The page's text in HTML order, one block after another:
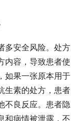
多安全风险。处方
内容，导致患者使
如果一张原本用于
生素的处方，患者
不良反应。患者隐
和病情被泄露，不